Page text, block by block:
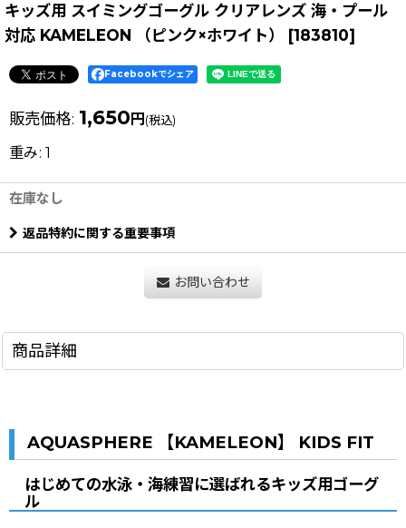
キッズ用 スイミングゴーグル クリアレンズ 海・プール
対応 KAMELEON （ピンク×ホワイト）
[183810]
Facebookでシェア
販売価格: 1,650 円 (税込)
重み: 1
在庫なし
返品特約に関する重要事項
お問い合わせ
商品詳細
AQUASPHERE 【KAMELEON】 KIDS FIT
はじめての水泳・海練習に選ばれるキッズ用ゴーグ
ル